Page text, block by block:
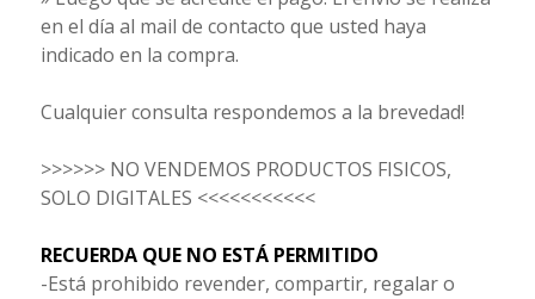
en el día al mail de contacto que usted haya
indicado en la compra.
Cualquier consulta respondemos a la brevedad!
>>>>>> NO VENDEMOS PRODUCTOS FISICOS,
SOLO DIGITALES <<<<<<<<<<<
RECUERDA QUE NO ESTÁ PERMITIDO
-Está prohibido revender, compartir, regalar o